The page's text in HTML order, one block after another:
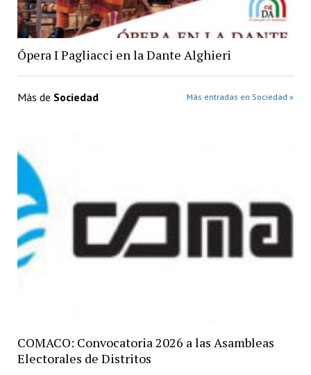
Ópera I Pagliacci en la Dante Alghieri
Más de Sociedad Más entradas en Sociedad »
COMACO: Convocatoria 2026 a las Asambleas
Electorales de Distritos